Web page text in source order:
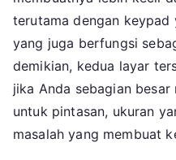
terutama dengan keypad
yang juga berfungsi
demikian, kedua layar
jika Anda sebagian
untuk pintasan, ukuran
masalah yang membuat